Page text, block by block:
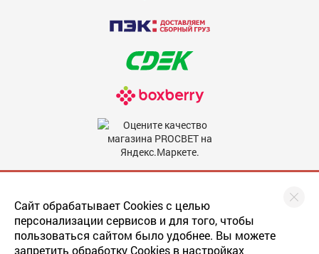
Сайт обрабатывает Cookies с целью
персонализации сервисов и для того, чтобы
пользоваться сайтом было удобнее. Вы можете
запретить обработку Cookies в настройках